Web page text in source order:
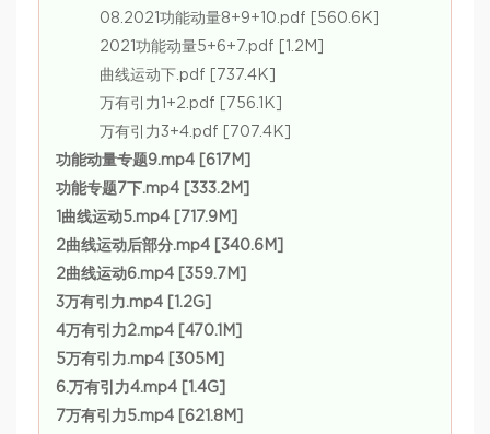
08.2021功能动量8+9+10.pdf [560.6K]
2021功能动量5+6+7.pdf [1.2M]
曲线运动下.pdf [737.4K]
万有引力1+2.pdf [756.1K]
万有引力3+4.pdf [707.4K]
功能动量专题9.mp4 [617M]
功能专题7下.mp4 [333.2M]
1曲线运动5.mp4 [717.9M]
2曲线运动后部分.mp4 [340.6M]
2曲线运动6.mp4 [359.7M]
3万有引力.mp4 [1.2G]
4万有引力2.mp4 [470.1M]
5万有引力.mp4 [305M]
6.万有引力4.mp4 [1.4G]
7万有引力5.mp4 [621.8M]